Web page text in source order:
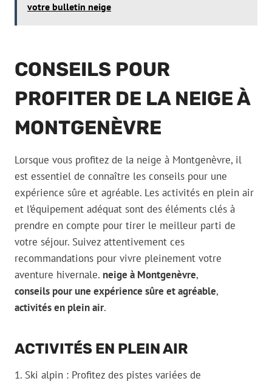
votre bulletin neige
CONSEILS POUR
PROFITER DE LA NEIGE À
MONTGENÈVRE
Lorsque vous profitez de la neige à Montgenèvre, il
est essentiel de connaître les conseils pour une
expérience sûre et agréable. Les activités en plein air
et l’équipement adéquat sont des éléments clés à
prendre en compte pour tirer le meilleur parti de
votre séjour. Suivez attentivement ces
recommandations pour vivre pleinement votre
aventure hivernale. neige à Montgenèvre,
conseils pour une expérience sûre et agréable,
activités en plein air.
ACTIVITÉS EN PLEIN AIR
1. Ski alpin : Profitez des pistes variées de